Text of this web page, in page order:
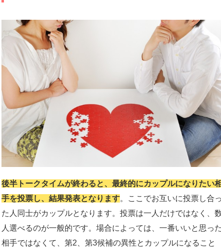
後半トークタイムが終わると、最終的にカップルになりたい
手を投票し、結果発表となります。ここでお互いに投票し合
た人同士がカップルとなります。投票は一人だけではなく、
人選べるのが一般的です。場合によっては、一番いいと思っ
相手ではなくて、第2、第3候補の異性とカップルになること